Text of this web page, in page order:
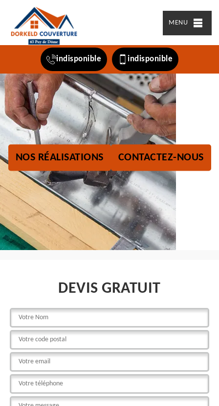
MENU
indisponible indisponible
NOS RÉALISATIONS CONTACTEZ-NOUS
DEVIS GRATUIT